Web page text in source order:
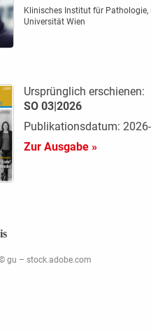
Klinisches Institut für Pathologie,
Universität Wien
Ursprünglich erschienen:
SO 03|2026
Publikationsdatum:
Zur Ausgabe »
gu – stock.adobe.com